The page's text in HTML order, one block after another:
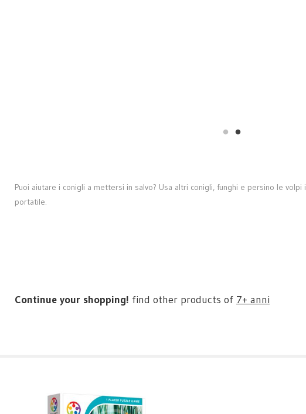
Puoi aiutare i conigli a mettersi in salvo? Usa altri conigli, funghi e persino le
portatile.
Continue your shopping! find other products of 7+ anni